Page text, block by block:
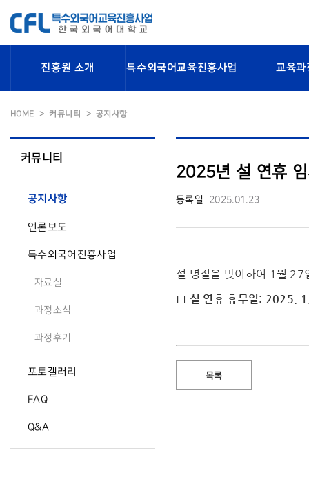
진흥원 소개 특수외국어교육진흥사업 교육과
HOME 커뮤니티 공지사항
커뮤니티
공지사항
언론보도
특수외국어진흥사업
자료실
과정소식
과정후기
포토갤러리
FAQ
Q&A
2025년 설 연휴
등록일 2025.01.23
설 명절을 맞이하여 1월 27
□ 설 연휴 휴무일: 2025.
목록